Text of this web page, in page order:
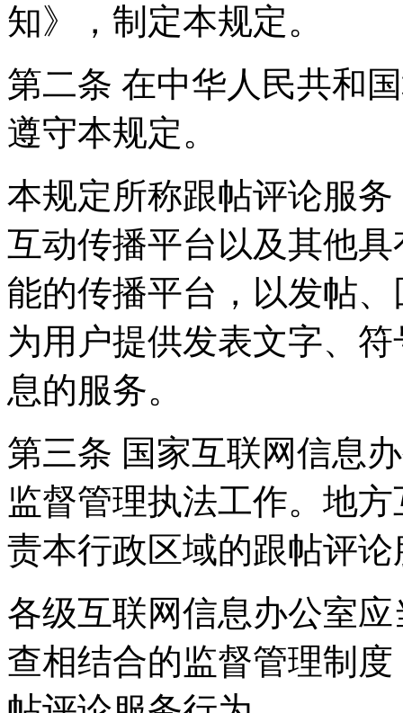
知》，制定本规定。
第二条 在中华人民共和
遵守本规定。
本规定所称跟帖评论服
互动传播平台以及其他
能的传播平台，以发帖
为用户提供发表文字、
息的服务。
第三条 国家互联网信息
监督管理执法工作。地
责本行政区域的跟帖评
各级互联网信息办公室
查相结合的监督管理制